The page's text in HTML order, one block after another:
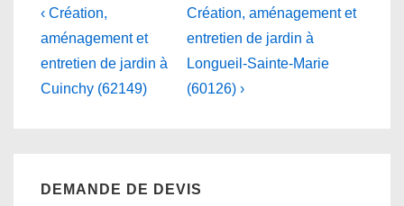
Navigation
de
l’article
Previous
Post
is
‹ Création,
aménagement et
entretien de jardin à
Cuinchy (62149)
Next
Post
is
Création, aménagement et
entretien de jardin à
Longueil-Sainte-Marie
(60126) ›
DEMANDE DE DEVIS